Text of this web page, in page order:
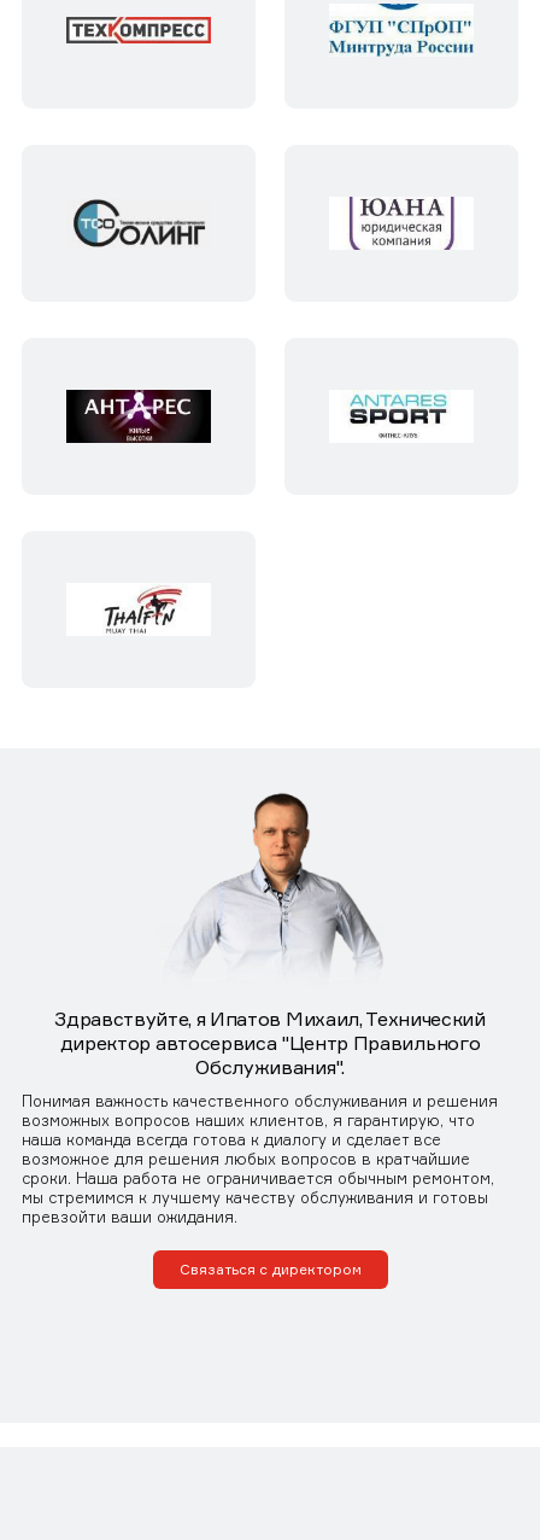
Здравствуйте, я Ипатов Михаил, Технический
директор автосервиса "Центр Правильного
Обслуживания".
Понимая важность качественного обслуживания и решения
возможных вопросов наших клиентов, я гарантирую, что
наша команда всегда готова к диалогу и сделает все
возможное для решения любых вопросов в кратчайшие
сроки. Наша работа не ограничивается обычным ремонтом,
мы стремимся к лучшему качеству обслуживания и готовы
превзойти ваши ожидания.
Связаться с директором